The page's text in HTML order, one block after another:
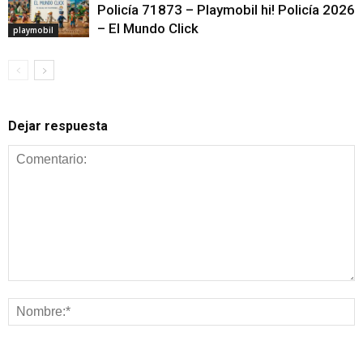
playmobil
Policía 71873 – Playmobil hi! Policía 2026
– El Mundo Click
Dejar respuesta